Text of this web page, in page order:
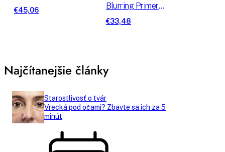
€45,06
Blurring Primer
podkladová báza
pod make-up
€33,48
Najčítanejšie články
Starostlivosť o tvár
Vrecká pod očami? Zbavte sa ich za 5
minút